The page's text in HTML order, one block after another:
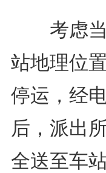
考虑当
站地理位
停运，经
后，派出
全送至车